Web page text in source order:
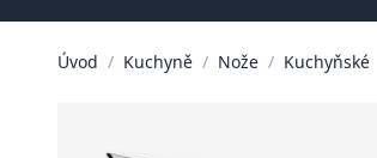
Úvod / Kuchyně / Nože / Kuchyňské